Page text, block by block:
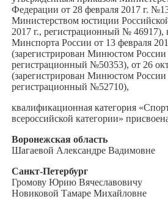
Федерации от 28 февраля 2017 г.
Министерством юстиции
2017 г., регистрационный № 46917),
Минспорта России от 13 февраля
(зарегистрирован Минюстом России
регистрационный №50353), от 26
(зарегистрирован Минюстом России
регистрационный №52710),
квалификационная категория
всероссийской категории»
Воронежская область
Шагаевой Александре Вадимовне
Санкт-Петербург
Громову Юрию Вячеславовичу
Новиковой Тамаре Михайловне